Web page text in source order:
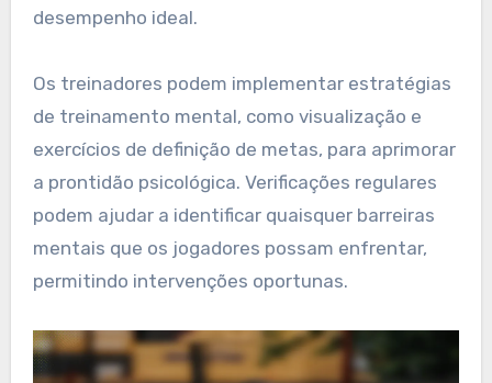
desempenho ideal.
Os treinadores podem implementar estratégias
de treinamento mental, como visualização e
exercícios de definição de metas, para aprimorar
a prontidão psicológica. Verificações regulares
podem ajudar a identificar quaisquer barreiras
mentais que os jogadores possam enfrentar,
permitindo intervenções oportunas.